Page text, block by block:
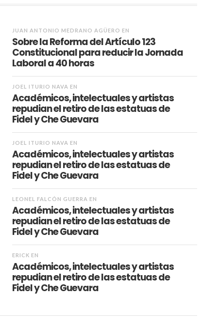
JUAN ANTONIO MEDRANO AGÜERO EN
Sobre la Reforma del Artículo 123
Constitucional para reducir la Jornada
Laboral a 40 horas
JOEL ITURIO NAVA EN
Académicos, intelectuales y artistas
repudian el retiro de las estatuas de
Fidel y Che Guevara
JOEL ITURIO NAVA EN
Académicos, intelectuales y artistas
repudian el retiro de las estatuas de
Fidel y Che Guevara
LEONEL FALCÓN GUERRA EN
Académicos, intelectuales y artistas
repudian el retiro de las estatuas de
Fidel y Che Guevara
ERICK EN
Académicos, intelectuales y artistas
repudian el retiro de las estatuas de
Fidel y Che Guevara